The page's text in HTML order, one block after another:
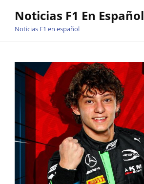
Noticias F1 En Español
Noticias F1 en español